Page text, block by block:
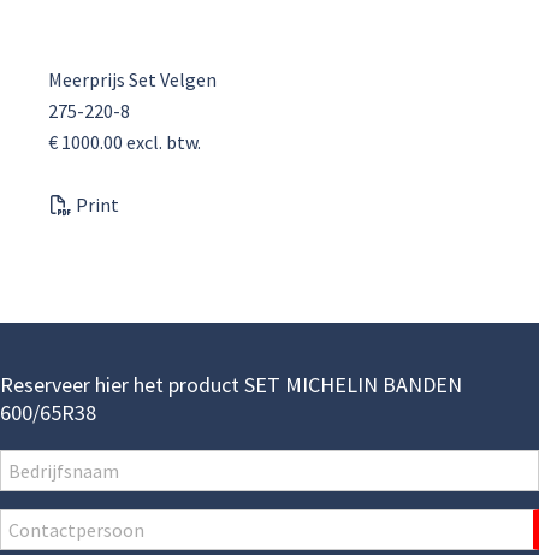
Meerprijs Set Velgen
275-220-8
€ 1000.00 excl. btw.
Print
Reserveer hier het product SET MICHELIN BANDEN
600/65R38